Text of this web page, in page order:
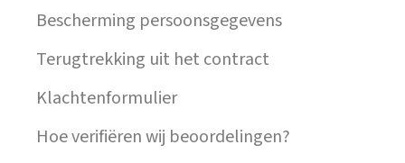
Bescherming persoonsgegevens
Terugtrekking uit het contract
Klachtenformulier
Hoe verifiëren wij beoordelingen?